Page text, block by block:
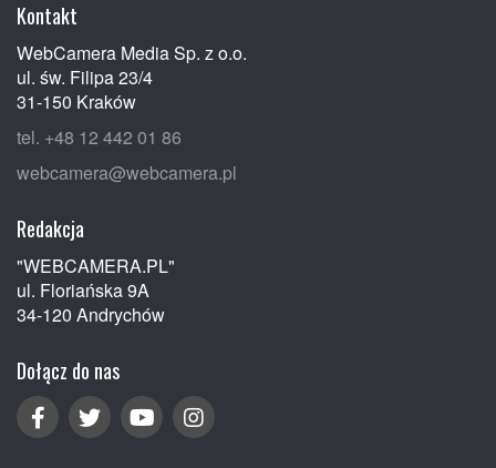
Kontakt
WebCamera Media Sp. z o.o.
ul. św. Filipa 23/4
31-150 Kraków
tel. +48 12 442 01 86
webcamera@webcamera.pl
Redakcja
"WEBCAMERA.PL"
ul. Floriańska 9A
34-120 Andrychów
Dołącz do nas